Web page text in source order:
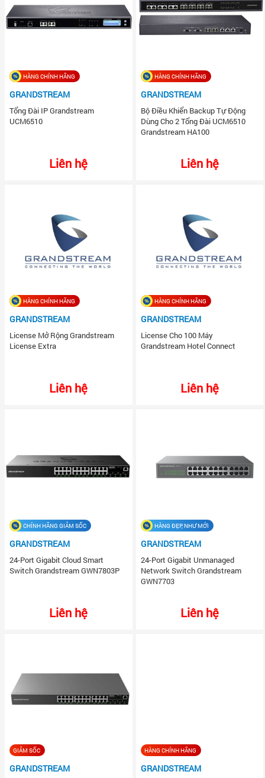
HÀNG CHÍNH HÃNG
GRANDSTREAM
Tổng Đài IP Grandstream
UCM6510
Liên hệ
HÀNG CHÍNH HÃNG
GRANDSTREAM
Bộ Điều Khiển Backup Tự Động
Dùng Cho 2 Tổng Đài UCM6510
Grandstream HA100
Liên hệ
HÀNG CHÍNH HÃNG
GRANDSTREAM
License Mở Rộng Grandstream
License Extra
Liên hệ
HÀNG CHÍNH HÃNG
GRANDSTREAM
License Cho 100 Máy
Grandstream Hotel Connect
Liên hệ
CHÍNH HÃNG GIẢM SỐC
GRANDSTREAM
24-Port Gigabit Cloud Smart
Switch Grandstream GWN7803P
Liên hệ
HÀNG ĐẸP, NHƯ MỚI
GRANDSTREAM
24-Port Gigabit Unmanaged
Network Switch Grandstream
GWN7703
Liên hệ
GIẢM SỐC
GRANDSTREAM
HÀNG CHÍNH HÃNG
GRANDSTREAM